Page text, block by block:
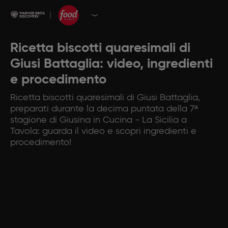
Ricetta biscotti quaresimali di
Giusi Battaglia: video, ingredienti
e procedimento
Ricetta biscotti quaresimali di Giusi Battaglia,
preparati durante la decima puntata della 7ª
stagione di Giusina in Cucina - La Sicilia a
Tavola: guarda il video e scopri ingredienti e
procedimento!